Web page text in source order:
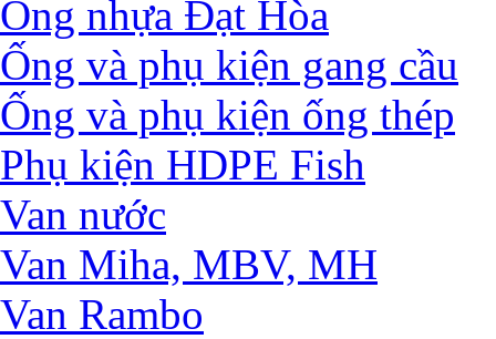
Ống nhựa Đạt Hòa
Ống và phụ kiện gang cầu
Ống và phụ kiện ống thép
Phụ kiện HDPE Fish
Van nước
Van Miha, MBV, MH
Van Rambo